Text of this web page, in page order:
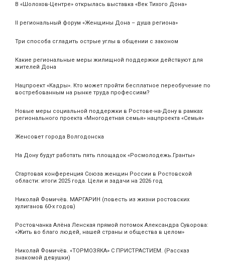
В «Шолохов-Центре» открылась выставка «Век Тихого Дона»
II региональный форум «Женщины Дона – душа региона»
Три способа сгладить острые углы в общении с законом
Какие региональные меры жилищной поддержки действуют для
жителей Дона
Нацпроект «Кадры». Кто может пройти бесплатное переобучение по
востребованным на рынке труда профессиям?
Новые меры социальной поддержки в Ростове-на-Дону в рамках
регионального проекта «Многодетная семья» нацпроекта «Семья»
Женсовет города Волгодонска
На Дону будут работать пять площадок «Росмолодежь.Гранты»
Стартовая конференция Союза женщин России в Ростовской
области: итоги 2025 года. Цели и задачи на 2026 год
Николай Фомичёв. МАРГАРИН (повесть из жизни ростовских
хулиганов 60-х годов)
Ростовчанка Алёна Ленская прямой потомок Александра Суворова:
«Жить во благо людей, нашей страны и общества в целом»
Николай Фомичёв. «ТОРМОЗЯКА» С ПРИСТРАСТИЕМ. (Рассказ
знакомой девушки)